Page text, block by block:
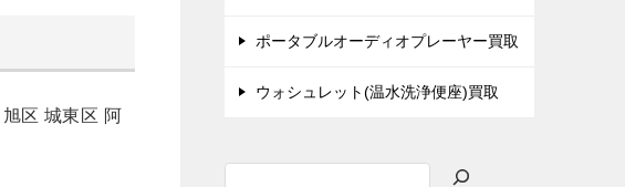
旭区 城東区 阿
ポータブルオーディオプレーヤー買取
ウォシュレット(温水洗浄便座)買取